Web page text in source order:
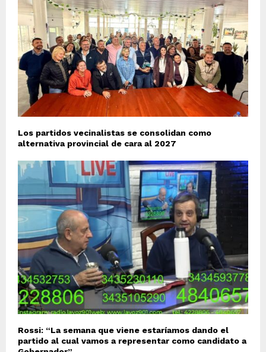
Los partidos vecinalistas se consolidan como
alternativa provincial de cara al 2027
Rossi: “La semana que viene estaríamos dando el
partido al cual vamos a representar como candidato a